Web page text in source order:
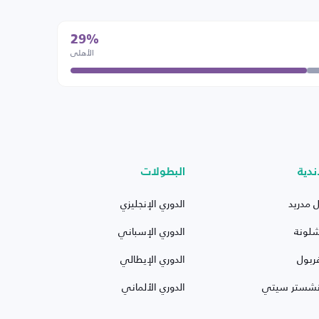
29%
الأهلي
مدريد
سيتي
البطولات
الدوري الإنجليزي
الدوري الإسباني
الدوري الإيطالي
الدوري الألماني